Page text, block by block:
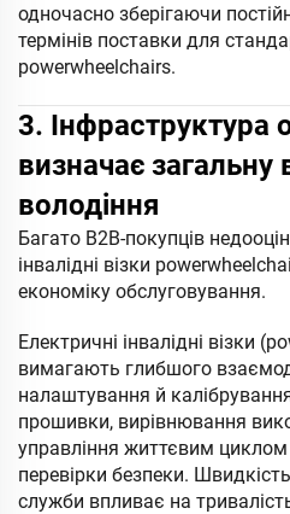
одночасно зберігаючи
термінів поставки для
powerwheelchairs.
3. Інфраструктура
визначає загальну
володіння
Багато B2B-покупців
інвалідні візки
економіку обслуговування.
Електричні інвалідні візки
вимагають глибшого
налаштування й
прошивки, вирівнювання
управління життєвим циклом
перевірки безпеки.
служби впливає на